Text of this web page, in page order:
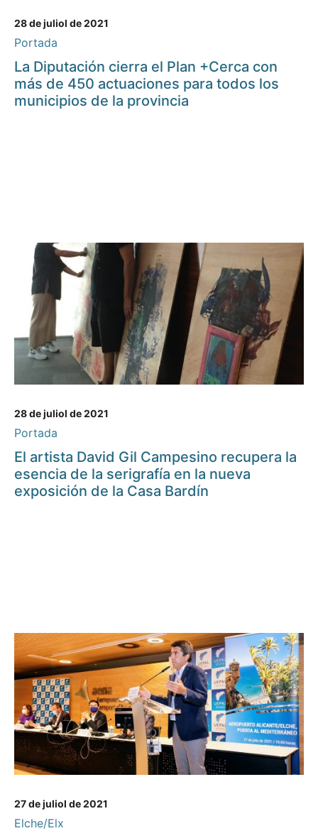
28 de juliol de 2021
Portada
La Diputación cierra el Plan +Cerca con
más de 450 actuaciones para todos los
municipios de la provincia
28 de juliol de 2021
Portada
El artista David Gil Campesino recupera la
esencia de la serigrafía en la nueva
exposición de la Casa Bardín
27 de juliol de 2021
Elche/Elx